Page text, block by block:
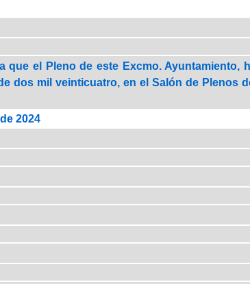
que el Pleno de este Excmo. Ayuntamiento,
dos mil veinticuatro, en el Salón de Plenos
2024